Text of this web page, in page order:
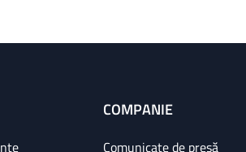
COMPANIE
Comunicate de presă